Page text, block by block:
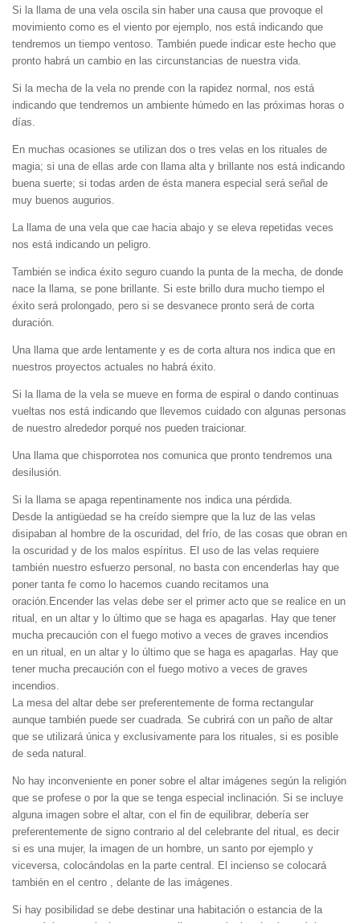
Si la llama de una vela oscila sin haber una causa que provoque el
movimiento como es el viento por ejemplo, nos está indicando que
tendremos un tiempo ventoso. También puede indicar este hecho que
pronto habrá un cambio en las circunstancias de nuestra vida.
Si la mecha de la vela no prende con la rapidez normal, nos está
indicando que tendremos un ambiente húmedo en las próximas horas o
días.
En muchas ocasiones se utilizan dos o tres velas en los rituales de
magia; si una de ellas arde con llama alta y brillante nos está indicando
buena suerte; si todas arden de ésta manera especial será señal de
muy buenos augurios.
La llama de una vela que cae hacia abajo y se eleva repetidas veces
nos está indicando un peligro.
También se indica éxito seguro cuando la punta de la mecha, de donde
nace la llama, se pone brillante. Si este brillo dura mucho tiempo el
éxito será prolongado, pero si se desvanece pronto será de corta
duración.
Una llama que arde lentamente y es de corta altura nos indica que en
nuestros proyectos actuales no habrá éxito.
Si la llama de la vela se mueve en forma de espiral o dando continuas
vueltas nos está indicando que llevemos cuidado con algunas personas
de nuestro alrededor porqué nos pueden traicionar.
Una llama que chisporrotea nos comunica que pronto tendremos una
desilusión.
Si la llama se apaga repentinamente nos indica una pérdida.
Desde la antigüedad se ha creído siempre que la luz de las velas
disipaban al hombre de la oscuridad, del frío, de las cosas que obran en
la oscuridad y de los malos espíritus. El uso de las velas requiere
también nuestro esfuerzo personal, no basta con encenderlas hay que
poner tanta fe como lo hacemos cuando recitamos una
oración.Encender las velas debe ser el primer acto que se realice en un
ritual, en un altar y lo último que se haga es apagarlas. Hay que tener
mucha precaución con el fuego motivo a veces de graves incendios
en un ritual, en un altar y lo último que se haga es apagarlas. Hay que
tener mucha precaución con el fuego motivo a veces de graves
incendios.
La mesa del altar debe ser preferentemente de forma rectangular
aunque también puede ser cuadrada. Se cubrirá con un paño de altar
que se utilizará única y exclusivamente para los rituales, si es posible
de seda natural.
No hay inconveniente en poner sobre el altar imágenes según la religión
que se profese o por la que se tenga especial inclinación. Si se incluye
alguna imagen sobre el altar, con el fin de equilibrar, debería ser
preferentemente de signo contrario al del celebrante del ritual, es decir
si es una mujer, la imagen de un hombre, un santo por ejemplo y
viceversa, colocándolas en la parte central. El incienso se colocará
también en el centro , delante de las imágenes.
Si hay posibilidad se debe destinar una habitación o estancia de la